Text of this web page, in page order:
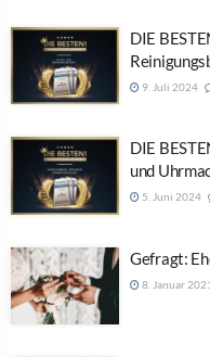
DIE
9. Juli 2024
DIE
und
5. Juni 2024
Gefragt:
8. Januar 2021